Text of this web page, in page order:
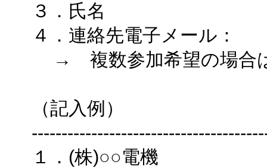
３．氏名
４．連絡先電子メール：
→ 複数参加希望の場合
（記入例）
１．(株)○○電機